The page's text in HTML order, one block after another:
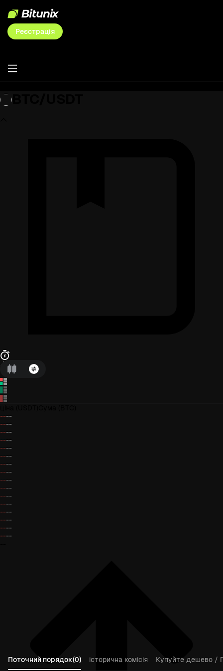
Реєстрація
----
----
----
----
----
----
----
----
----
----
----
----
----
----
----
----
Поточний порядок(0) історична комісія
Купуйте дешево /